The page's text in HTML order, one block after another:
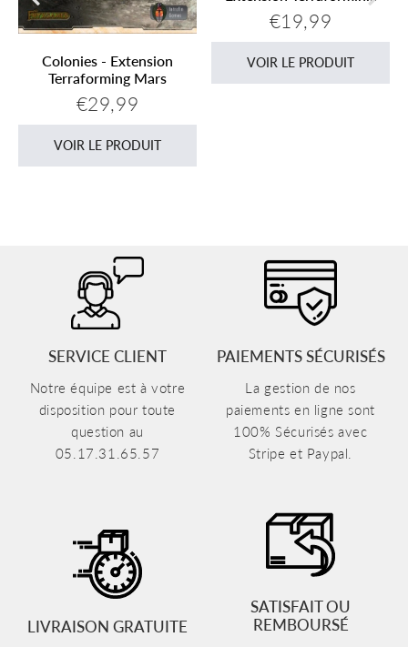
Colonies - Extension
Terraforming Mars
Prix
régulier
€29,99
VOIR LE PRODUIT
Prix
régulier
€19,99
VOIR LE PRODUIT
SERVICE CLIENT
Notre équipe est à votre
disposition pour toute
question au
05.17.31.65.57
PAIEMENTS SÉCURISÉS
La gestion de nos
paiements en ligne sont
100% Sécurisés avec
Stripe et Paypal.
LIVRAISON GRATUITE
SATISFAIT OU
REMBOURSÉ